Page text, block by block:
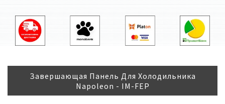
Завершающая Панель Для Холодильника
Napoleon - IM-FEP